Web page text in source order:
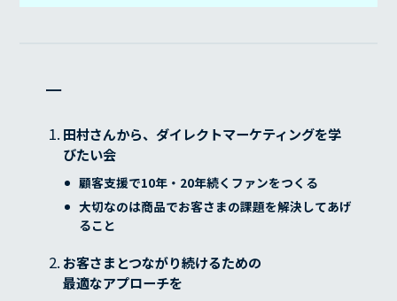
ー
田村さんから、ダイレクトマーケティングを学
びたい会
顧客支援で10年・20年続くファンをつくる
大切なのは商品でお客さまの課題を解決してあげ
ること
お客さまとつながり続けるための
最適なアプローチを